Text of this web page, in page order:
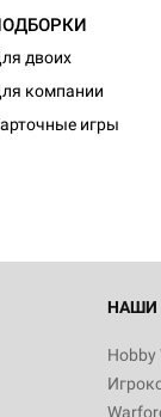
двоих
компании
игры
НАШИ
Hobby